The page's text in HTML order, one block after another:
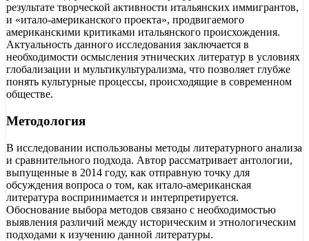
результате творческой активности итальянских иммигрантов,
и «итало-американского проекта», продвигаемого
американскими критиками итальянского происхождения.
Актуальность данного исследования заключается в
необходимости осмысления этнических литератур в условиях
глобализации и мультикультурализма, что позволяет глубже
понять культурные процессы, происходящие в современном
обществе.
Методология
В исследовании использованы методы литературного анализа
и сравнительного подхода. Автор рассматривает антологии,
выпущенные в 2014 году, как отправную точку для
обсуждения вопроса о том, как итало-американская
литература воспринимается и интерпретируется.
Обоснование выбора методов связано с необходимостью
выявления различий между историческим и этнологическим
подходами к изучению данной литературы.